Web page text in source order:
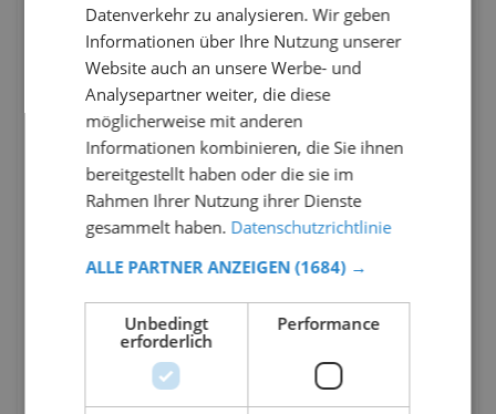
Datenverkehr zu analysieren. Wir geben
Informationen über Ihre Nutzung unserer
Website auch an unsere Werbe- und
Analysepartner weiter, die diese
möglicherweise mit anderen
Informationen kombinieren, die Sie ihnen
bereitgestellt haben oder die sie im
Rahmen Ihrer Nutzung ihrer Dienste
gesammelt haben. Datenschutzrichtlinie
ALLE PARTNER ANZEIGEN (1684) →
Unbedingt
erforderlich
Performance